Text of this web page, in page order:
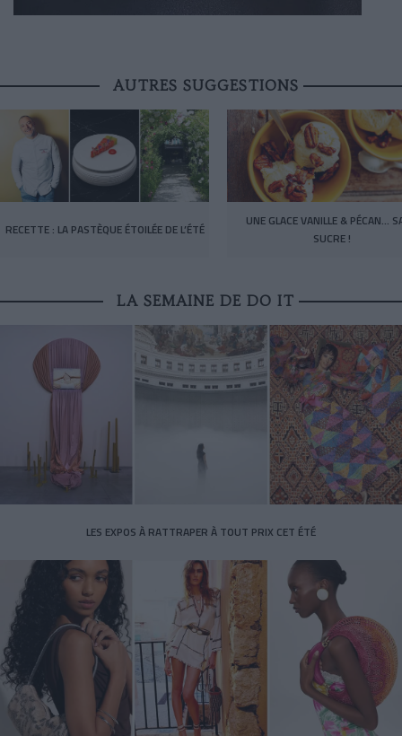
AUTRES SUGGESTIONS
RECETTE : LA PASTÈQUE ÉTOILÉE DE L’ÉTÉ
UNE GLACE VANILLE & PÉCAN…
SUCRE !
LA SEMAINE DE DO IT
LES EXPOS À RATTRAPER À TOUT PRIX CET ÉTÉ